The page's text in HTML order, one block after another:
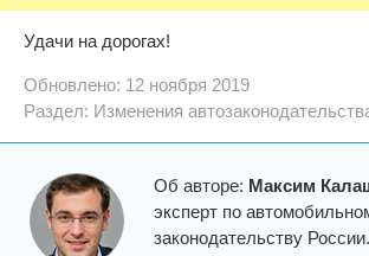
Удачи на дорогах!
Обновлено: 12 ноября 2019
Раздел: Изменения
Об авторе: Максим
эксперт по
законодательству